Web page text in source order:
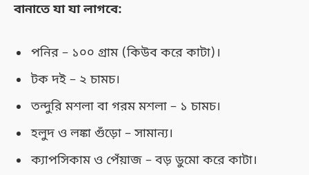
বানাতে যা যা লাগবে:
পনির – ১০০ গ্রাম (কিউব করে কাটা)।
টক দই – ২ চামচ।
তন্দুরি মশলা বা গরম মশলা – ১ চামচ।
হলুদ ও লঙ্কা গুঁড়ো – সামান্য।
ক্যাপসিকাম ও পেঁয়াজ – বড় ডুমো করে কাটা।